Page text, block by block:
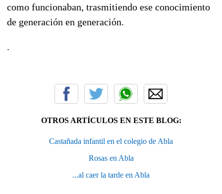
como funcionaban, trasmitiendo ese conocimiento
de generación en generación.
.
OTROS ARTÍCULOS EN ESTE BLOG:
Castañada infantil en el colegio de Abla
Rosas en Abla
...al caer la tarde en Abla